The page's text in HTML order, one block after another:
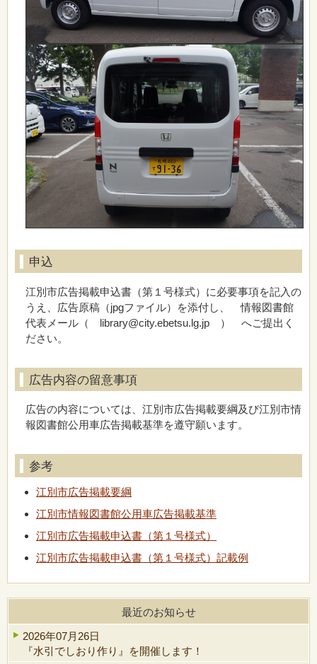
申込
江別市広告掲載申込書（第１号様式）に必要事項を記入の
うえ、広告原稿（jpgファイル）を添付し、 情報図書館
代表メール（ library@city.ebetsu.lg.jp ） へご提出く
ださい。
広告内容の留意事項
広告の内容については、江別市広告掲載要綱及び江別市情
報図書館公用車広告掲載基準を遵守願います。
参考
江別市広告掲載要綱
江別市情報図書館公用車広告掲載基準
江別市広告掲載申込書（第１号様式）
江別市広告掲載申込書（第１号様式）記載例
最近のお知らせ
2026年07月26日
『水引でしおり作り』を開催します！